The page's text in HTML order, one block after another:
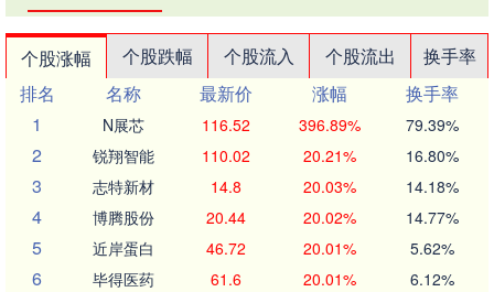
个股涨幅 个股跌幅 个股流入 个股流出
换手率
排名
名称 最新价 涨幅
换手率
1
N展芯 116.52 396.89% 79.39%
2 锐翔智能 110.02 20.21% 16.80%
3 志特新材 14.8 20.03% 14.18%
4 博腾股份 20.44 20.02% 14.77%
5 近岸蛋白 46.72 20.01% 5.62%
6 毕得医药 61.6 20.01% 6.12%